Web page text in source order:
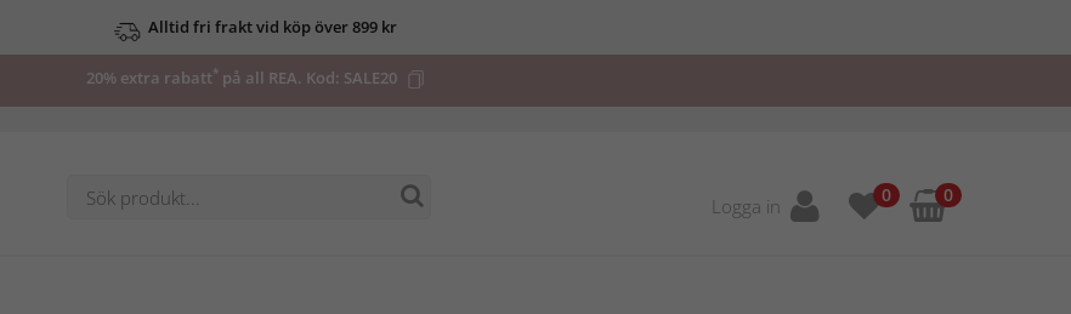
Alltid fri frakt vid köp över 899 kr
20% extra rabatt*på all REA. Kod: SALE20
Logga in 0 0